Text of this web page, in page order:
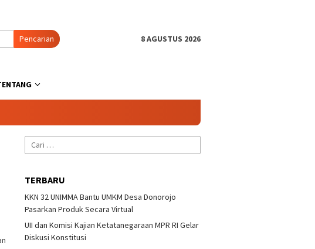
Pencarian
8 AGUSTUS 2026
Cari
untuk:
TERBARU
KKN 32 UNIMMA Bantu UMKM Desa Donorojo
Pasarkan Produk Secara Virtual
UII dan Komisi Kajian Ketatanegaraan MPR RI Gelar
Diskusi Konstitusi